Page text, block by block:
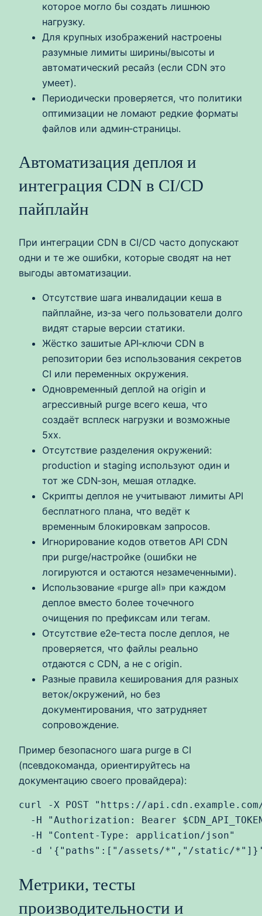
которое могло бы создать лишнюю
нагрузку.
Для крупных изображений настроены
разумные лимиты ширины/высоты и
автоматический ресайз (если CDN это
умеет).
Периодически проверяется, что политики
оптимизации не ломают редкие форматы
файлов или админ‑страницы.
Автоматизация деплоя и
интеграция CDN в CI/CD
пайплайн
При интеграции CDN в CI/CD часто допускают
одни и те же ошибки, которые сводят на нет
выгоды автоматизации.
Отсутствие шага инвалидации кеша в
пайплайне, из‑за чего пользователи долго
видят старые версии статики.
Жёстко зашитые API‑ключи CDN в
репозитории без использования секретов
CI или переменных окружения.
Одновременный деплой на origin и
агрессивный purge всего кеша, что
создаёт всплеск нагрузки и возможные
5xx.
Отсутствие разделения окружений:
production и staging используют один и
тот же CDN‑зон, мешая отладке.
Скрипты деплоя не учитывают лимиты API
бесплатного плана, что ведёт к
временным блокировкам запросов.
Игнорирование кодов ответов API CDN
при purge/настройке (ошибки не
логируются и остаются незамеченными).
Использование «purge all» при каждом
деплое вместо более точечного
очищения по префиксам или тегам.
Отсутствие e2e‑теста после деплоя, не
проверяется, что файлы реально
отдаются с CDN, а не с origin.
Разные правила кеширования для разных
веток/окружений, но без
документирования, что затрудняет
сопровождение.
Пример безопасного шага purge в CI
(псевдокоманда, ориентируйтесь на
документацию своего провайдера):
curl -X POST "https://
-H "Authorization: Bearer
  -H "Content-Type: application/json"
-d '{"paths":["/assets/*","/static/
Метрики, тесты
производительности и